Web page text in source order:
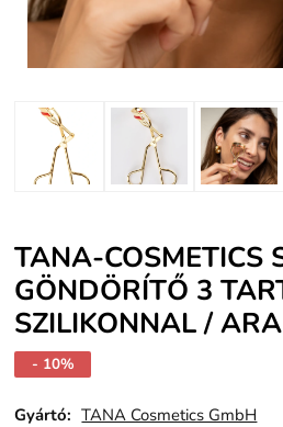
TANA-COSMETICS
GÖNDÖRÍTŐ 3
SZILIKONNAL /
- 10%
Gyártó: TANA Cosmetics GmbH